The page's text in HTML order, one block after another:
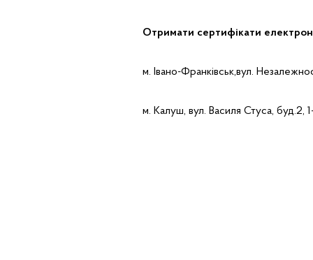
Отримати сертифікати
м. Івано-Франківськ,вул.
м. Калуш, вул. Василя Стуса, буд.2,